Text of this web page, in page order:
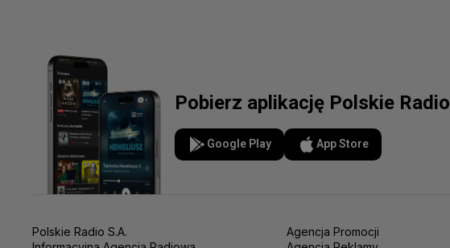
Pobierz aplikację Polskie Radio
Google Play App Store
Polskie Radio S.A.
Agencja Promocji